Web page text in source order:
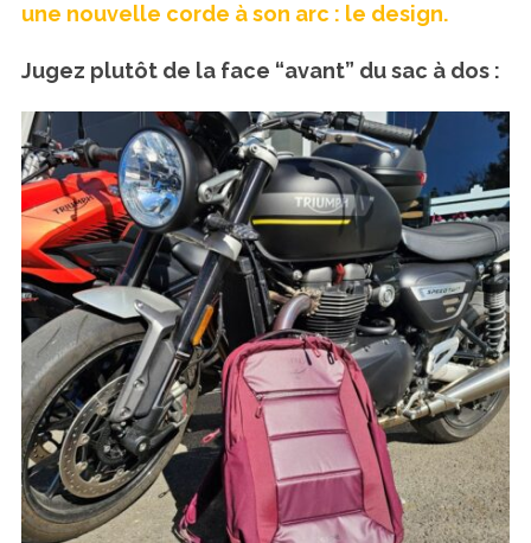
une nouvelle corde à son arc : le design.
Jugez plutôt de la face “avant” du sac à dos :